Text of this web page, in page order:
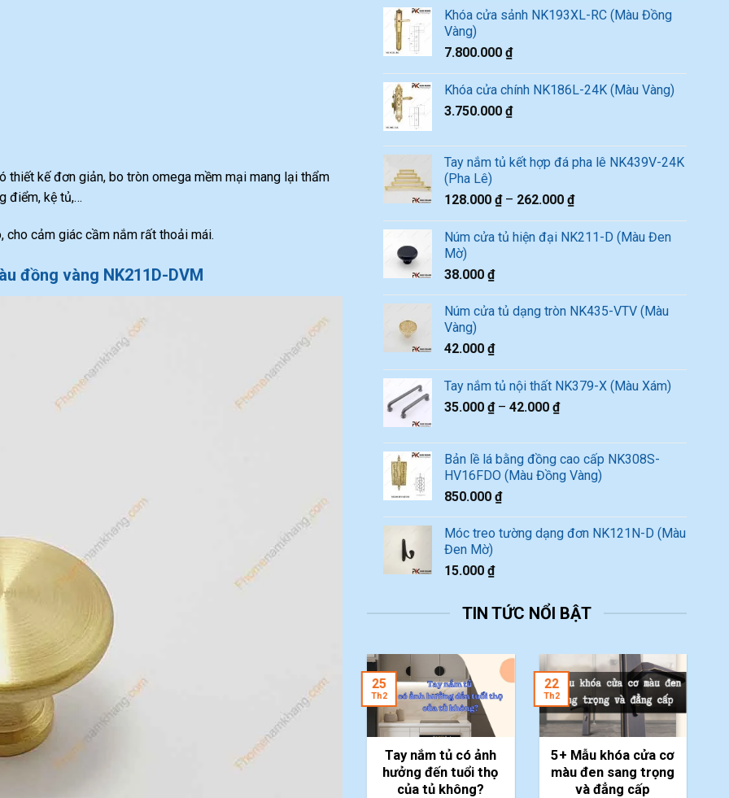
thiết kế đơn giản, bo tròn omega mềm mại mang lại thẩm
điểm, kệ tủ,…
cảm giác cầm nắm rất thoải mái.
đồng vàng NK211D-DVM
Khóa cửa sảnh NK193XL-RC (Màu Đồng
Vàng)
7.800.000₫
Khóa cửa chính NK186L-24K (Màu Vàng)
3.750.000₫
Tay nắm tủ kết hợp đá pha lê NK439V-24K
(Pha Lê)
128.000₫– 262.000₫
Núm cửa tủ hiện đại NK211-D (Màu Đen
Mờ)
38.000₫
Núm cửa tủ dạng tròn NK435-VTV (Màu
Vàng)
42.000₫
Tay nắm tủ nội thất NK379-X (Màu Xám)
35.000₫–42.000₫
Bản lề lá bằng đồng cao cấp NK308S-
HV16FDO (Màu Đồng Vàng)
850.000₫
Móc treo tường dạng đơn NK121N-D (Màu
Đen Mờ)
15.000₫
TIN TỨC NỔI BẬT
Tay nắm tủ có ảnh
hưởng đến tuổi thọ
của tủ không?
25
Th2
5+ Mẫu khóa cửa cơ
màu đen sang trọng
và đẳng cấp
22
Th2
20
Th1
Tay nắm tủ – Nâng
tầm không gian với